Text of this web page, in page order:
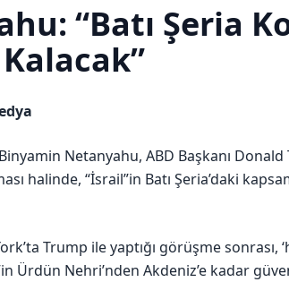
“Batı Şeria
Netanyahu, ABD Başkanı
halinde, “İsrail”in Batı Şeria’daki
Trump ile yaptığı görüşme sonrası,
Ürdün Nehri’nden Akdeniz’e kadar